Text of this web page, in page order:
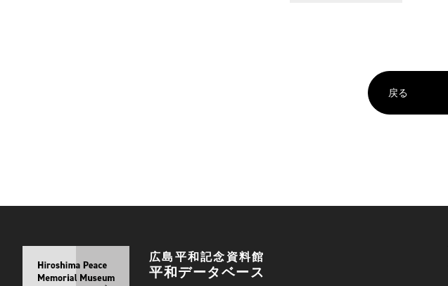
戻る
広島平和記念資料館
平和データベース